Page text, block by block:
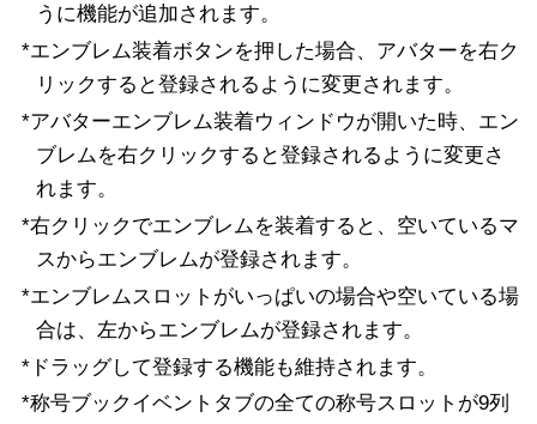
うに機能が追加されます。
*エンブレム装着ボタンを押した場合、アバターを右ク
リックすると登録されるように変更されます。
*アバターエンブレム装着ウィンドウが開いた時、エン
ブレムを右クリックすると登録されるように変更さ
れます。
*右クリックでエンブレムを装着すると、空いているマ
スからエンブレムが登録されます。
*エンブレムスロットがいっぱいの場合や空いている場
合は、左からエンブレムが登録されます。
*ドラッグして登録する機能も維持されます。
*称号ブックイベントタブの全ての称号スロットが9列